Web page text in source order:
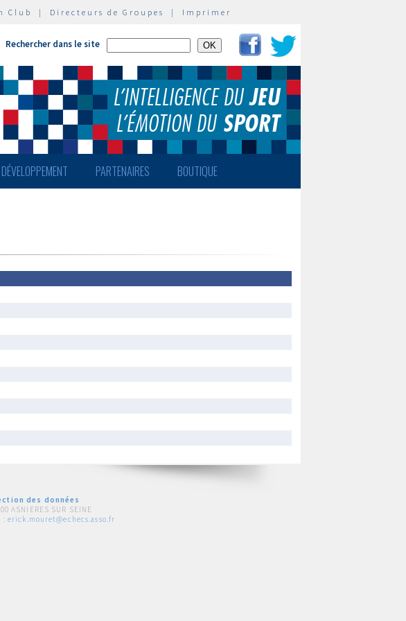
Club | Directeurs de Groupes | Imprimer
Rechercher dans le site
DÉVELOPPEMENT PARTENAIRES BOUTIQUE
des données
ASNIERES SUR SEINE
: erick.mouret@echecs.asso.fr